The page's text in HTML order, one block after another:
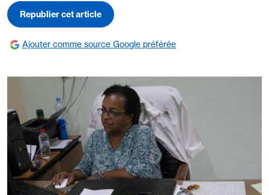
Republier cet article
Ajouter comme source Google préférée